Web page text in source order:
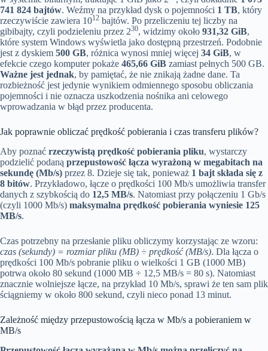
741 824 bajtów. Weźmy na przykład dysk o pojemności 1 TB, który
rzeczywiście zawiera 1012 bajtów. Po przeliczeniu tej liczby na
gibibajty, czyli podzieleniu przez 230, widzimy około 931,32 GiB,
które system Windows wyświetla jako dostępną przestrzeń. Podobnie
jest z dyskiem 500 GB, różnica wynosi mniej więcej 34 GiB, w
efekcie czego komputer pokaże 465,66 GiB zamiast pełnych 500 GB.
Ważne jest jednak, by pamiętać, że nie znikają żadne dane. Ta
rozbieżność jest jedynie wynikiem odmiennego sposobu obliczania
pojemności i nie oznacza uszkodzenia nośnika ani celowego
wprowadzania w błąd przez producenta.
Jak poprawnie obliczać prędkość pobierania i czas transferu plików?
Aby poznać rzeczywistą prędkość pobierania pliku, wystarczy
podzielić podaną przepustowość łącza wyrażoną w megabitach na
sekundę (Mb/s) przez 8. Dzieje się tak, ponieważ 1 bajt składa się z
8 bitów. Przykładowo, łącze o prędkości 100 Mb/s umożliwia transfer
danych z szybkością do 12,5 MB/s. Natomiast przy połączeniu 1 Gb/s
(czyli 1000 Mb/s) maksymalna prędkość pobierania wyniesie 125
MB/s.
Czas potrzebny na przesłanie pliku obliczymy korzystając ze wzoru:
czas (sekundy) = rozmiar pliku (MB) ÷ prędkość (MB/s). Dla łącza o
prędkości 100 Mb/s pobranie pliku o wielkości 1 GB (1000 MB)
potrwa około 80 sekund (1000 MB ÷ 12,5 MB/s = 80 s). Natomiast
znacznie wolniejsze łącze, na przykład 10 Mb/s, sprawi że ten sam plik
ściągniemy w około 800 sekund, czyli nieco ponad 13 minut.
Zależność między przepustowością łącza w Mb/s a pobieraniem w
MB/s